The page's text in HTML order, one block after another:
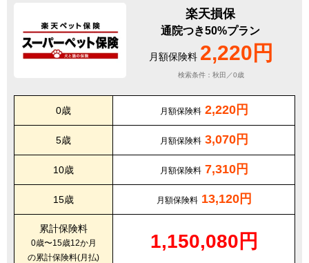
楽天損保
通院つき50%プラン
月額保険料 2,220円
検索条件：秋田／0歳
0歳 月額保険料 2,220円
5歳 月額保険料 3,070円
10歳 月額保険料 7,310円
15歳 月額保険料 13,120円
累計保険料
0歳〜15歳12か月
の累計保険料(月払)
1,150,080円